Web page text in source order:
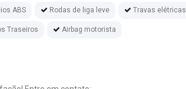
ABS Rodas de liga leve Travas elétricas
Traseiros Airbag motorista